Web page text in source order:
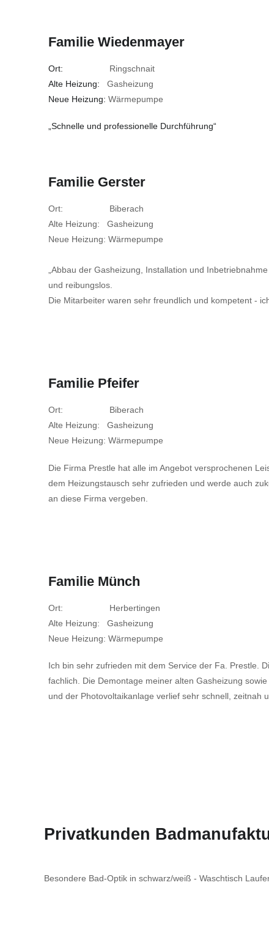
Familie Wiedenmayer
Ort: Ringschnait
Alte Heizung: Gasheizung
Neue Heizung: Wärmepumpe
„Schnelle und professionelle Durchführung“
Familie Gerster
Ort: Biberach
Alte Heizung: Gasheizung
Neue Heizung: Wärmepumpe
„Abbau der Gasheizung, Installation und
und reibungslos.
Die Mitarbeiter waren sehr freundlich und kompetent -
Familie Pfeifer
Ort: Biberach
Alte Heizung: Gasheizung
Neue Heizung: Wärmepumpe
Die Firma Prestle hat alle im Angebot versprochenen
dem Heizungstausch sehr zufrieden und werde auch
an diese Firma vergeben.
Familie Münch
Ort: Herbertingen
Alte Heizung: Gasheizung
Neue Heizung: Wärmepumpe
Ich bin sehr zufrieden mit dem Service der Fa. Prestle.
fachlich. Die Demontage meiner alten Gasheizung
und der Photovoltaikanlage verlief sehr schnell, zeitnah
Privatkunden
Besondere Bad-Optik in schwarz/weiß - Waschtisch